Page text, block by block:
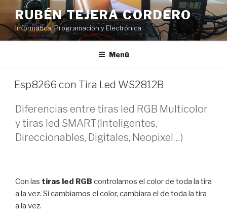
contenido
RUBÉN TEJERA CORDERO
Informática, Programación y Electrónica
Menú
PUBLICADO
EL
Esp8266 con Tira Led WS2812B
Diferencias entre tiras led RGB Multicolor
y tiras led SMART(Inteligentes,
Direccionables, Digitales, Neopixel…)
Con las tiras led RGB controlamos el color de toda la tira
a la vez. Si cambiamos el color, cambiara el de toda la tira
a la vez.